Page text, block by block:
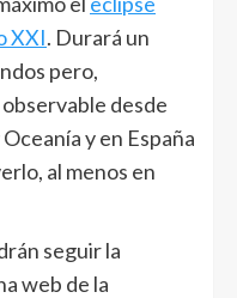
XXI. Durará un
pero,
desde
y en España
al menos en
seguir la
web de la